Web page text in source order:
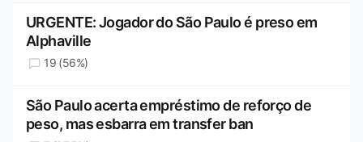
URGENTE: Jogador do São Paulo é preso em
Alphaville
19 (56%)
São Paulo acerta empréstimo de reforço de
peso, mas esbarra em transfer ban